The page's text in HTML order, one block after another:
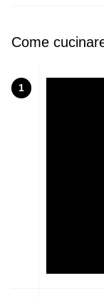
Come
1